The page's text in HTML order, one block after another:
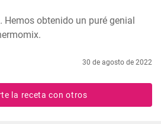
Hemos obtenido un puré genial
30 de agosto de 2022
la receta con otros